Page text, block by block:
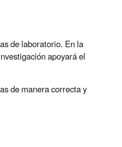
de laboratorio. En la
apoyará el
de manera correcta y